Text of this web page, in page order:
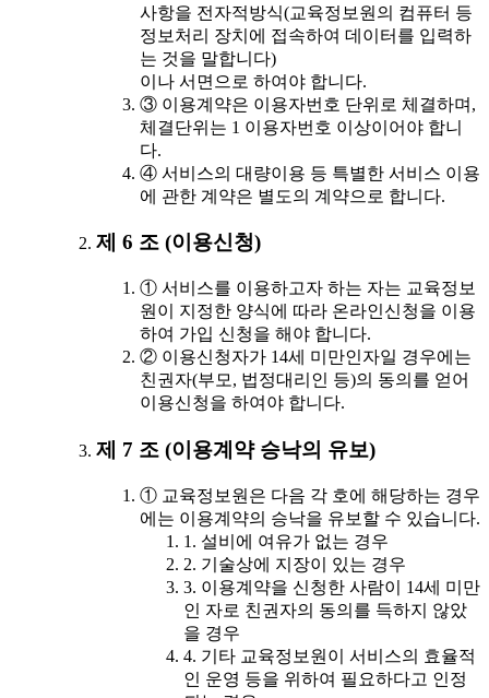
사항을 전자적방식(교육정보원의 컴퓨터 등
정보처리 장치에 접속하여 데이터를 입력하
는 것을 말합니다)
이나 서면으로 하여야 합니다.
③ 이용계약은 이용자번호 단위로 체결하며,
체결단위는 1 이용자번호 이상이어야 합니
다.
④ 서비스의 대량이용 등 특별한 서비스 이용
에 관한 계약은 별도의 계약으로 합니다.
제 6 조 (이용신청)
① 서비스를 이용하고자 하는 자는 교육정보
원이 지정한 양식에 따라 온라인신청을 이용
하여 가입 신청을 해야 합니다.
② 이용신청자가 14세 미만인자일 경우에는
친권자(부모, 법정대리인 등)의 동의를 얻어
이용신청을 하여야 합니다.
제 7 조 (이용계약 승낙의 유보)
① 교육정보원은 다음 각 호에 해당하는 경우
에는 이용계약의 승낙을 유보할 수 있습니다.
1. 설비에 여유가 없는 경우
2. 기술상에 지장이 있는 경우
3. 이용계약을 신청한 사람이 14세 미만
인 자로 친권자의 동의를 득하지 않았
을 경우
4. 기타 교육정보원이 서비스의 효율적
인 운영 등을 위하여 필요하다고 인정